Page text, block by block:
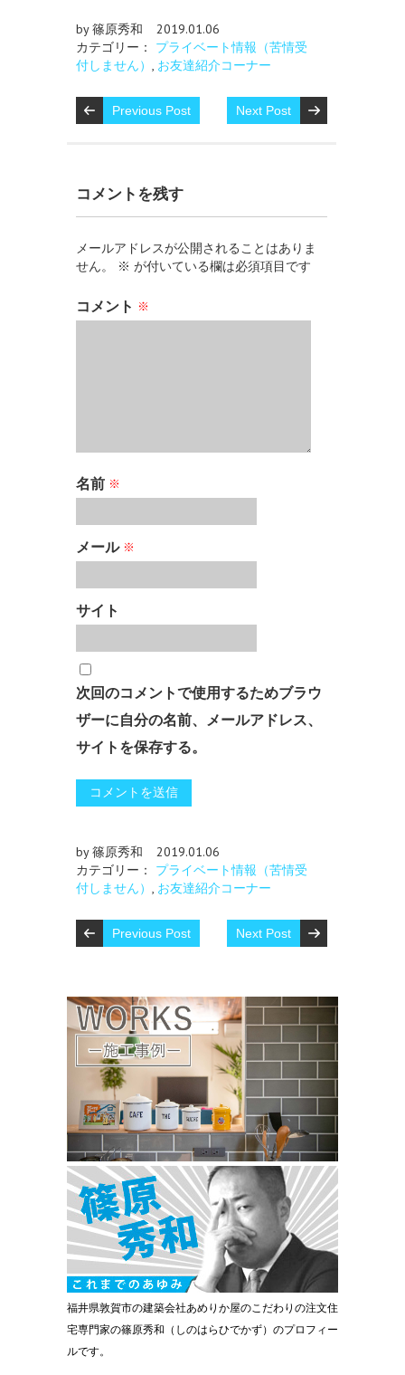
by 篠原秀和
2019.01.06
カテゴリー： プライベート情報（苦情受
付しません） , お友達紹介コーナー
Previous Post Next Post
コメントを残す
メールアドレスが公開されることはありま
せん。
※ が付いている欄は必須項目です
コメント ※
名前 ※
メール ※
サイト
次回のコメントで使用するためブラウ
ザーに自分の名前、メールアドレス、
サイトを保存する。
by 篠原秀和
2019.01.06
カテゴリー： プライベート情報（苦情受
付しません） , お友達紹介コーナー
Previous Post Next Post
福井県敦賀市の建築会社あめりか屋のこだわりの注文住
宅専門家の篠原秀和（しのはらひでかず）のプロフィー
ルです。